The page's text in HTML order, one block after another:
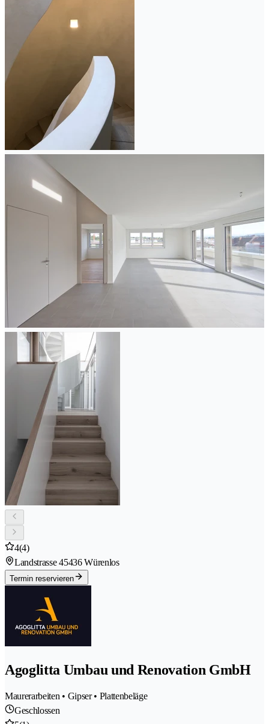
4(4)
Landstrasse 45436 Würenlos
Termin reservieren
Agoglitta Umbau und Renovation GmbH
Maurerarbeiten • Gipser • Plattenbeläge
Geschlossen